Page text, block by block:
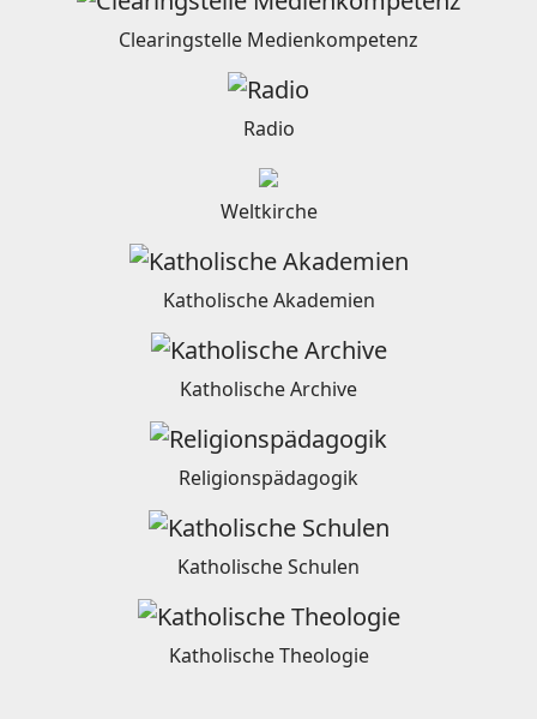
Clearingstelle Medienkompetenz
Radio
Weltkirche
Katholische Akademien
Katholische Archive
Religionspädagogik
Katholische Schulen
Katholische Theologie